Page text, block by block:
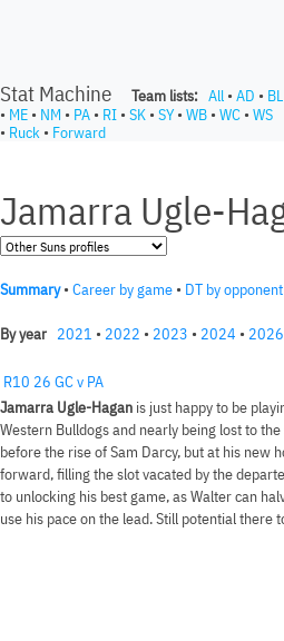
Stat Machine Team lists: All • AD • BL
• ME • NM • PA • RI • SK • SY• WB • WC • WS
• Ruck • Forward